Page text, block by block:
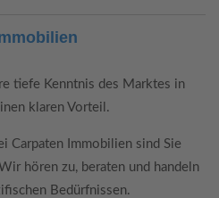
tiefe Kenntnis des Marktes in
klaren Vorteil.
Carpaten Immobilien sind Sie
hören zu, beraten und handeln
Bedürfnissen.